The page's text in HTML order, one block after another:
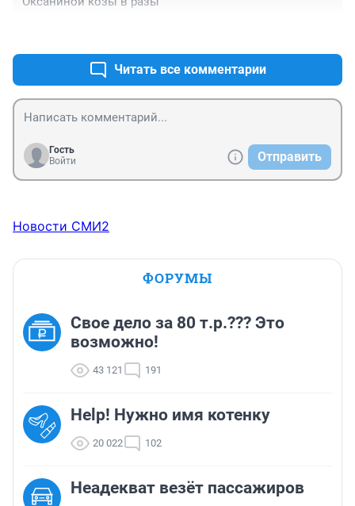
Читать все комментарии
Гость
Войти
Отправить
Новости СМИ2
ФОРУМЫ
Свое дело за 80 т.р.??? Это
возможно!
43 121 191
Help! Нужно имя котенку
20 022 102
Неадекват везёт пассажиров